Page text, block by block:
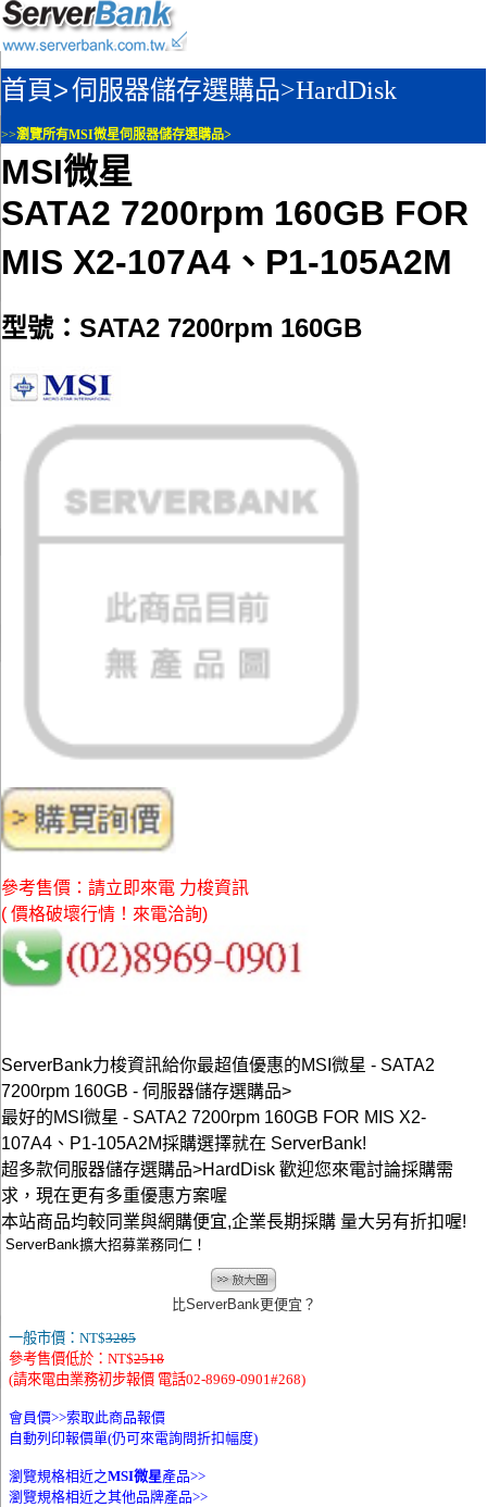
首頁>伺服器儲存選購品>HardDisk
>>瀏覽所有MSI微星伺服器儲存選購品>
MSI微星
SATA2 7200rpm 160GB FOR
MIS X2-107A4、P1-105A2M
型號：SATA2 7200rpm 160GB
參考售價：請立即來電 力梭資訊
( 價格破壞行情！來電洽詢)
ServerBank力梭資訊給你最超值優惠的MSI微星 - SATA2
7200rpm 160GB - 伺服器儲存選購品>
最好的MSI微星 - SATA2 7200rpm 160GB FOR MIS X2-
107A4、P1-105A2M採購選擇就在 ServerBank!
超多款伺服器儲存選購品>HardDisk 歡迎您來電討論採購需
求，現在更有多重優惠方案喔
本站商品均較同業與網購便宜,企業長期採購 量大另有折扣喔!
ServerBank擴大招募業務同仁！
比ServerBank更便宜？
一般市價：NT$3285
參考售價低於：NT$2518
(請來電由業務初步報價 電話02-8969-0901#268)
會員價>>索取此商品報價
自動列印報價單(仍可來電詢問折扣幅度)
瀏覽規格相近之MSI微星產品>>
瀏覽規格相近之其他品牌產品>>